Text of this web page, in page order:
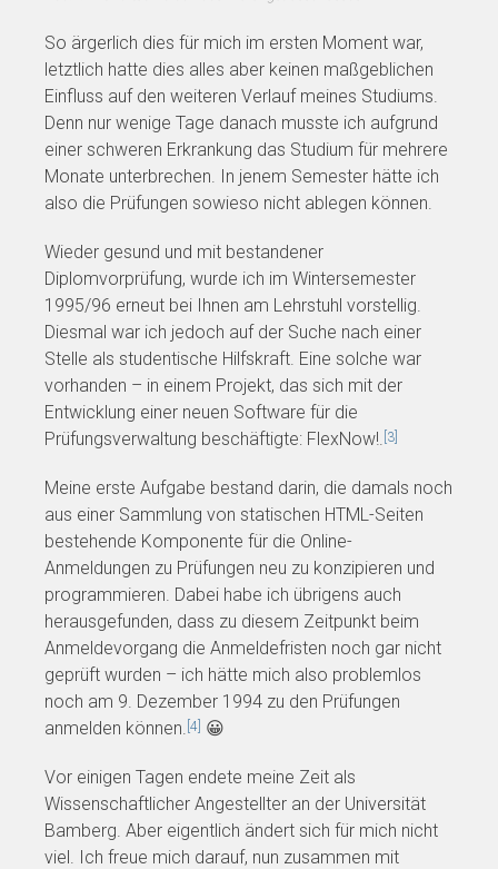
So ärgerlich dies für mich im ersten Moment war,
letztlich hatte dies alles aber keinen maßgeblichen
Einfluss auf den weiteren Verlauf meines Studiums.
Denn nur wenige Tage danach musste ich aufgrund
einer schweren Erkrankung das Studium für mehrere
Monate unterbrechen. In jenem Semester hätte ich
also die Prüfungen sowieso nicht ablegen können.
Wieder gesund und mit bestandener
Diplomvorprüfung, wurde ich im Wintersemester
1995/96 erneut bei Ihnen am Lehrstuhl vorstellig.
Diesmal war ich jedoch auf der Suche nach einer
Stelle als studentische Hilfskraft. Eine solche war
vorhanden – in einem Projekt, das sich mit der
Entwicklung einer neuen Software für die
Prüfungsverwaltung beschäftigte: FlexNow!. [3]
Meine erste Aufgabe bestand darin, die damals noch
aus einer Sammlung von statischen HTML-Seiten
bestehende Komponente für die Online-
Anmeldungen zu Prüfungen neu zu konzipieren und
programmieren. Dabei habe ich übrigens auch
herausgefunden, dass zu diesem Zeitpunkt beim
Anmeldevorgang die Anmeldefristen noch gar nicht
geprüft wurden – ich hätte mich also problemlos
noch am 9. Dezember 1994 zu den Prüfungen
anmelden können. [4] 😀
Vor einigen Tagen endete meine Zeit als
Wissenschaftlicher Angestellter an der Universität
Bamberg. Aber eigentlich ändert sich für mich nicht
viel. Ich freue mich darauf, nun zusammen mit